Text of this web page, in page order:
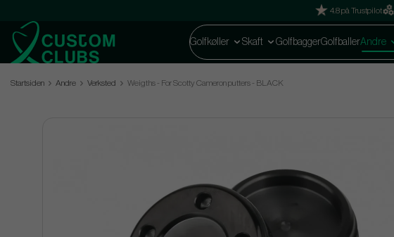
4.8 på Trustpilot
Golfkøller Skaft GolfbaggerGolfballerAndre
Startsiden Andre Verksted Weigths - For Scotty Cameron putters - BLACK